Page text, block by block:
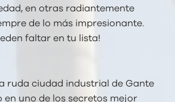
en otras radiantemente
de lo más impresionante.
faltar en tu lista!
ruda ciudad industrial de Gante
en uno de los secretos mejor